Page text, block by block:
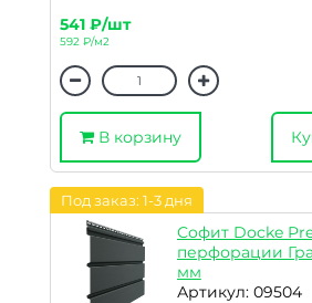
541 ₽/шт
592 ₽/м2
В корзину
Под заказ: 1-3 дня
Софит Docke
перфорации
мм
Артикул: 09504